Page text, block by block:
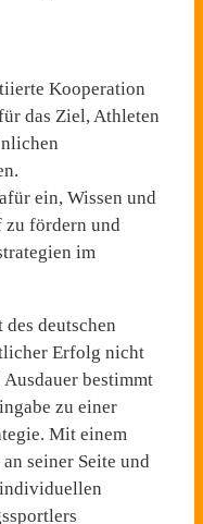
Kooperation
das Ziel, Athleten
ein, Wissen und
zu fördern und
im
deutschen
Erfolg nicht
bestimmt
zu einer
Mit einem
seiner Seite und